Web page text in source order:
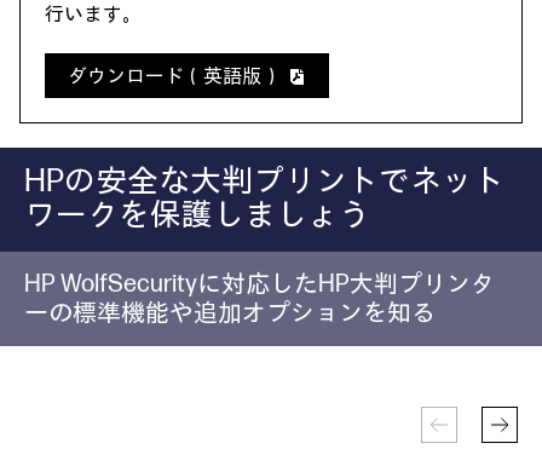
行います。
ダウンロード（英語版）
HPの安全な大判プリントでネット
ワークを保護しましょう
HP WolfSecurityに対応したHP大判プリンタ
ーの標準機能や追加オプションを知る